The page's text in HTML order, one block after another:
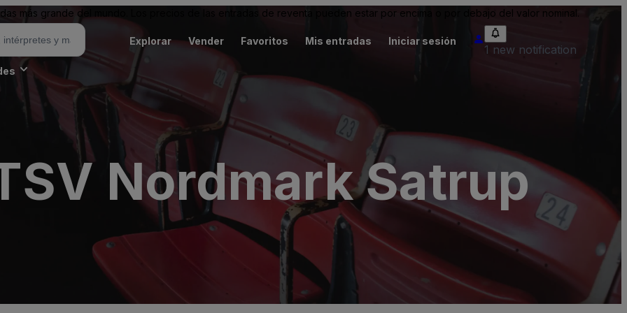
más grande del mundo. Los precios de las entradas de reventa pueden estar por encima o por debajo del valor nominal.
Explorar Vender Favoritos Mis entradas Iniciar sesión
1 new notification
Nordmark Satrup